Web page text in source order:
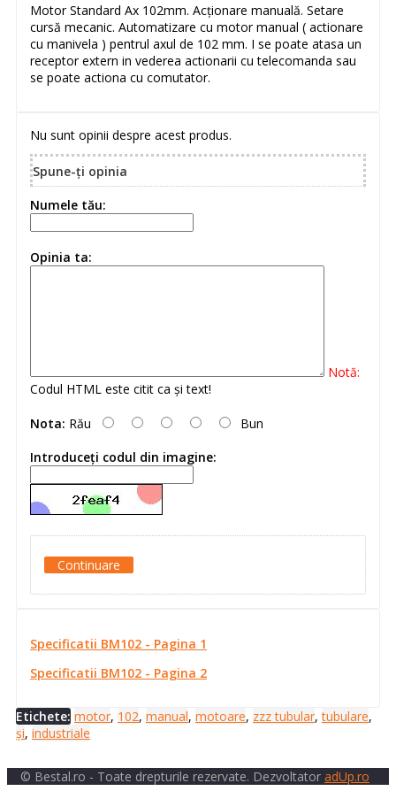
Motor Standard Ax 102mm. Acționare manuală. Setare
cursă mecanic. Automatizare cu motor manual ( actionare
cu manivela ) pentrul axul de 102 mm. I se poate atasa un
receptor extern in vederea actionarii cu telecomanda sau
se poate actiona cu comutator.
Nu sunt opinii despre acest produs.
Spune-ţi opinia
Numele tău:
Opinia ta:
Notă:
Codul HTML este citit ca şi text!
Nota: Rău
Bun
Introduceţi codul din imagine:
Continuare
Specificatii BM102 - Pagina 1
Specificatii BM102 - Pagina 2
Etichete: motor, 102, manual, motoare, zzz tubular,tubulare,
și, industriale
© Bestal.ro - Toate drepturile rezervate. Dezvoltator adUp.ro